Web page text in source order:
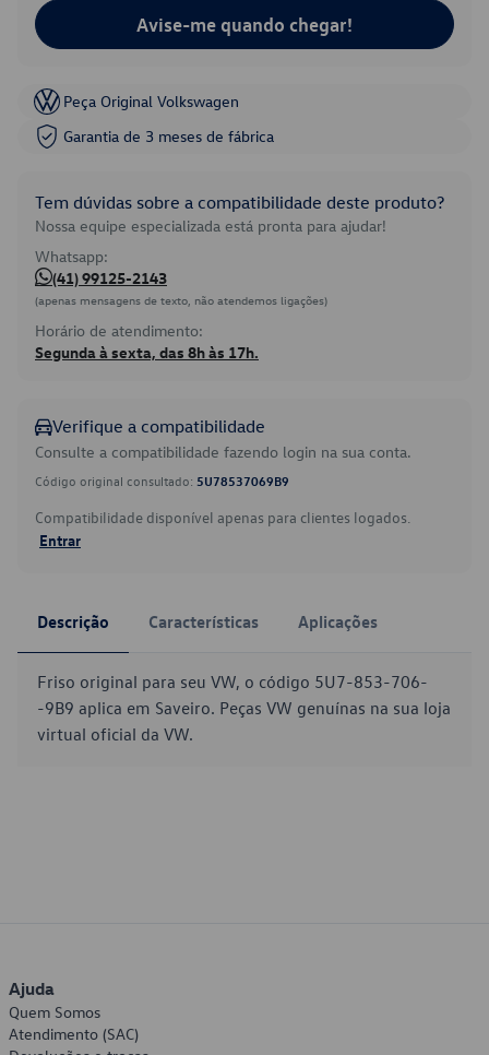
Avise-me quando chegar!
Peça Original Volkswagen
Garantia de 3 meses de fábrica
Tem dúvidas sobre a compatibilidade deste produto?
Nossa equipe especializada está pronta para ajudar!
Whatsapp:
(41) 99125-2143
(apenas mensagens de texto, não atendemos ligações)
Horário de atendimento:
Segunda à sexta, das 8h às 17h.
Verifique a compatibilidade
Consulte a compatibilidade fazendo login na sua conta.
Código original consultado: 5U78537069B9
Compatibilidade disponível apenas para clientes logados.
Entrar
Descrição Características Aplicações
Friso original para seu VW, o código 5U7-853-706-
-9B9 aplica em Saveiro. Peças VW genuínas na sua loja
virtual oficial da VW.
Ajuda
Quem Somos
Atendimento (SAC)